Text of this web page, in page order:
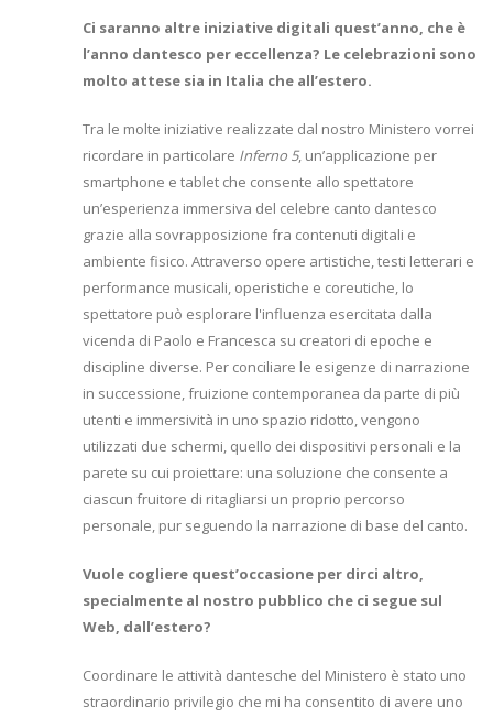
Ci saranno altre iniziative digitali quest’anno, che è
l’anno dantesco per eccellenza? Le celebrazioni sono
molto attese sia in Italia che all’estero.
Tra le molte iniziative realizzate dal nostro Ministero vorrei
ricordare in particolare Inferno 5, un’applicazione per
smartphone e tablet che consente allo spettatore
un’esperienza immersiva del celebre canto dantesco
grazie alla sovrapposizione fra contenuti digitali e
ambiente fisico. Attraverso opere artistiche, testi letterari e
performance musicali, operistiche e coreutiche, lo
spettatore può esplorare l'influenza esercitata dalla
vicenda di Paolo e Francesca su creatori di epoche e
discipline diverse. Per conciliare le esigenze di narrazione
in successione, fruizione contemporanea da parte di più
utenti e immersività in uno spazio ridotto, vengono
utilizzati due schermi, quello dei dispositivi personali e la
parete su cui proiettare: una soluzione che consente a
ciascun fruitore di ritagliarsi un proprio percorso
personale, pur seguendo la narrazione di base del canto.
Vuole cogliere quest’occasione per dirci altro,
specialmente al nostro pubblico che ci segue sul
Web, dall’estero?
Coordinare le attività dantesche del Ministero è stato uno
straordinario privilegio che mi ha consentito di avere uno